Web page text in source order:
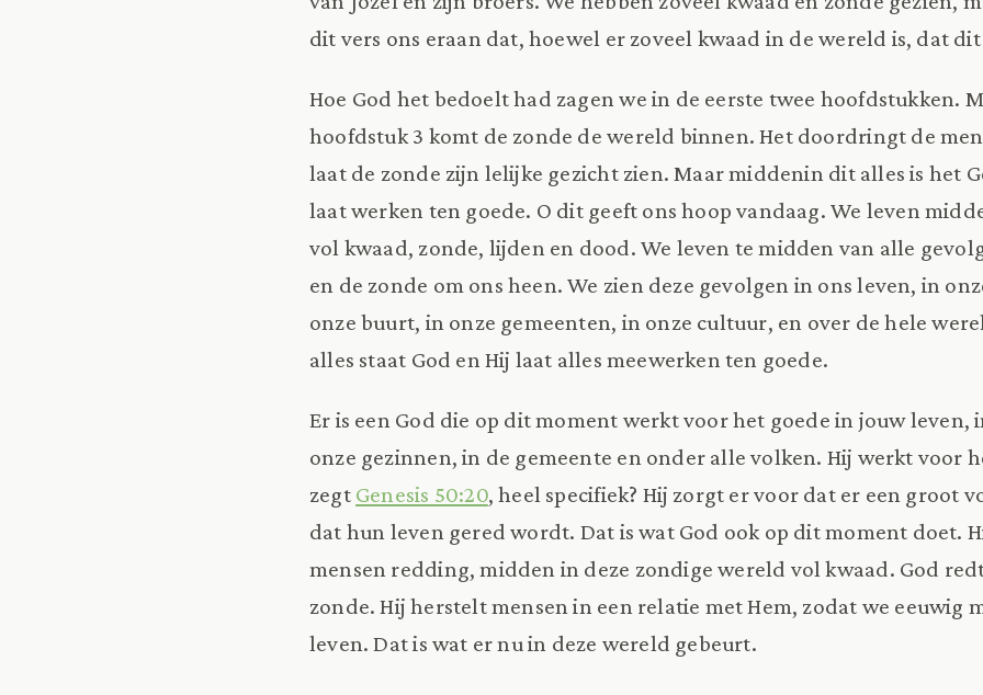
dit vers ons eraan dat, hoewel er zoveel kwaad in de wereld is, dat
Hoe God het bedoelt had zagen we in de eerste twee hoofdstukken.
hoofdstuk 3 komt de zonde de wereld binnen. Het doordringt de
laat de zonde zijn lelijke gezicht zien. Maar middenin dit alles is het
laat werken ten goede. O dit geeft ons hoop vandaag. We leven
vol kwaad, zonde, lijden en dood. We leven te midden van alle
en de zonde om ons heen. We zien deze gevolgen in ons leven, in
onze buurt, in onze gemeenten, in onze cultuur, en over de hele
alles staat God en Hij laat alles meewerken ten goede.
Er is een God die op dit moment werkt voor het goede in jouw leven,
onze gezinnen, in de gemeente en onder alle volken. Hij werkt voor
zegt Genesis 50:20, heel specifiek? Hij zorgt er voor dat er een groot
dat hun leven gered wordt. Dat is wat God ook op dit moment doet.
mensen redding, midden in deze zondige wereld vol kwaad. God
zonde. Hij herstelt mensen in een relatie met Hem, zodat we eeuwig
leven. Dat is wat er nu in deze wereld gebeurt.